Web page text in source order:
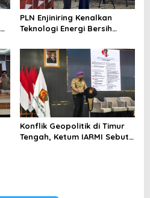
PLN Enjiniring Kenalkan
Teknologi Energi Bersih
Konflik Geopolitik di Timur
Tengah, Ketum IARMI Sebut